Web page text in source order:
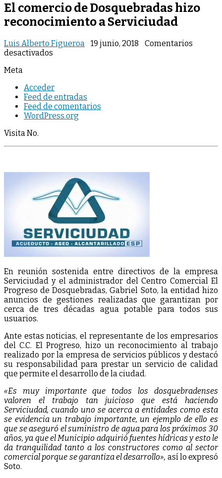
El comercio de Dosquebradas hizo
reconocimiento a Serviciudad
Luis Alberto Figueroa 19 junio, 2018
Comentarios
desactivados
Dosquebradas
hizo
reconocimiento
a
Meta
Acceder
Feed de entradas
Feed de comentarios
WordPress.org
Visita No.
En reunión sostenida entre directivos de la empresa
Serviciudad y el administrador del Centro Comercial El
Progreso de Dosquebradas, Gabriel Soto, la entidad hizo
anuncios de gestiones realizadas que garantizan por
cerca de tres décadas agua potable para todos sus
usuarios.
Ante estas noticias, el representante de los empresarios
del C.C. El Progreso, hizo un reconocimiento al trabajo
realizado por la empresa de servicios públicos y destacó
su responsabilidad para prestar un servicio de calidad
que permite el desarrollo de la ciudad.
«Es muy importante que todos los dosquebradenses
valoren el trabajo tan juicioso que está haciendo
Serviciudad, cuando uno se acerca a entidades como esta
se evidencia un trabajo importante, un ejemplo de ello es
que se aseguró el suministro de agua para los próximos 30
años, ya que el Municipio adquirió fuentes hídricas y esto le
da tranquilidad tanto a los constructores como al sector
comercial porque se garantiza el desarrollo», así lo expresó
Soto.